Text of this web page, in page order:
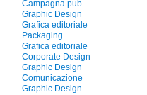
Campagna pub.
Graphic Design
Grafica editoriale
Packaging
Grafica editoriale
Corporate Design
Graphic Design
Comunicazione
Graphic Design